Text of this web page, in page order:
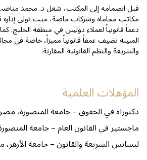
قبل انضمامه إلى المكتب، شغل د. محمد
مكاتب محاماة وشركات خاصة، حيث تولى إدارة
دعماً قانونياً لعملاء دوليين في منطقة الخليج.
المتينة تضيف عمقاً قانونياً مميزاً، خاصة في
والشريعة والنظم القانونية المقارنة.
المؤهلات العلمية
دكتوراه في الحقوق – جامعة المنصورة،
ماجستير في القانون العام – جامعة
ليسانس الشريعة والقانون – جامعة